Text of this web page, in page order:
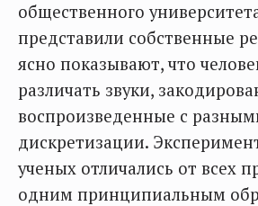
общественного
представили собственные
ясно показывают, что
различать звуки,
воспроизведенные с
дискретизации.
ученых отличались от всех
одним принципиальным